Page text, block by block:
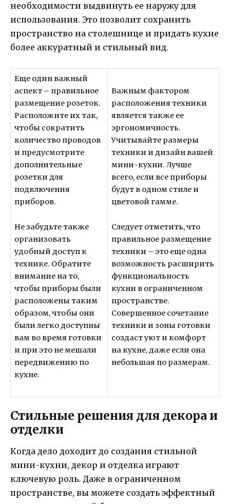
необходимости выдвинуть ее наружу для
использования. Это позволит сохранить
пространство на столешнице и придать кухне
более аккуратный и стильный вид.
Еще один важный
аспект – правильное
размещение розеток.
Расположите их так,
чтобы сократить
количество проводов
и предусмотрите
дополнительные
розетки для
подключения
приборов.
Не забудьте также
организовать
удобный доступ к
технике. Обратите
внимание на то,
чтобы приборы были
расположены таким
образом, чтобы они
были легко доступны
вам во время готовки
и при это не мешали
передвижению по
кухне.
Важным фактором
расположения техники
является также ее
эргономичность.
Учитывайте размеры
техники и дизайн вашей
мини-кухни. Лучше
всего, если все приборы
будут в одном стиле и
цветовой гамме.
Следует отметить, что
правильное размещение
техники – это еще одна
возможность расширить
функциональность
кухни в ограниченном
пространстве.
Совершенное сочетание
техники и зоны готовки
создаст уют и комфорт
на кухне, даже если она
небольшая по размерам.
Стильные решения для декора и
отделки
Когда дело доходит до создания стильной
мини-кухни, декор и отделка играют
ключевую роль. Даже в ограниченном
пространстве, вы можете создать эффектный